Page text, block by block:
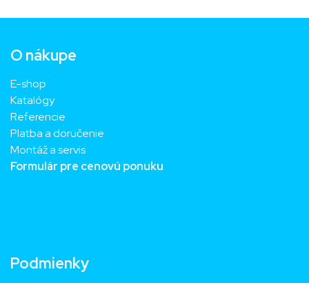
O nákupe
E-shop
Katalógy
Referencie
Platba a doručenie
Montáž a servis
Formulár pre cenovú ponuku
Podmienky